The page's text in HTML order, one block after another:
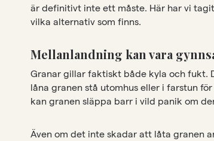
är definitivt inte ett måste. Här har vi
vilka alternativ som finns.
Mellanlandning kan vara
Granar gillar faktiskt både kyla och fukt.
låna granen stå utomhus eller i farstun
kan granen släppa barr i vild panik om
Även om det inte skadar att låta granen